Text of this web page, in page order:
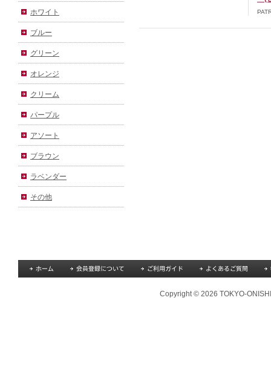
ホワイト
ブルー
グリーン
オレンジ
クリーム
パープル
アソート
ブラウン
ラベンダー
その他
Copyright © 2026 TOKYO-